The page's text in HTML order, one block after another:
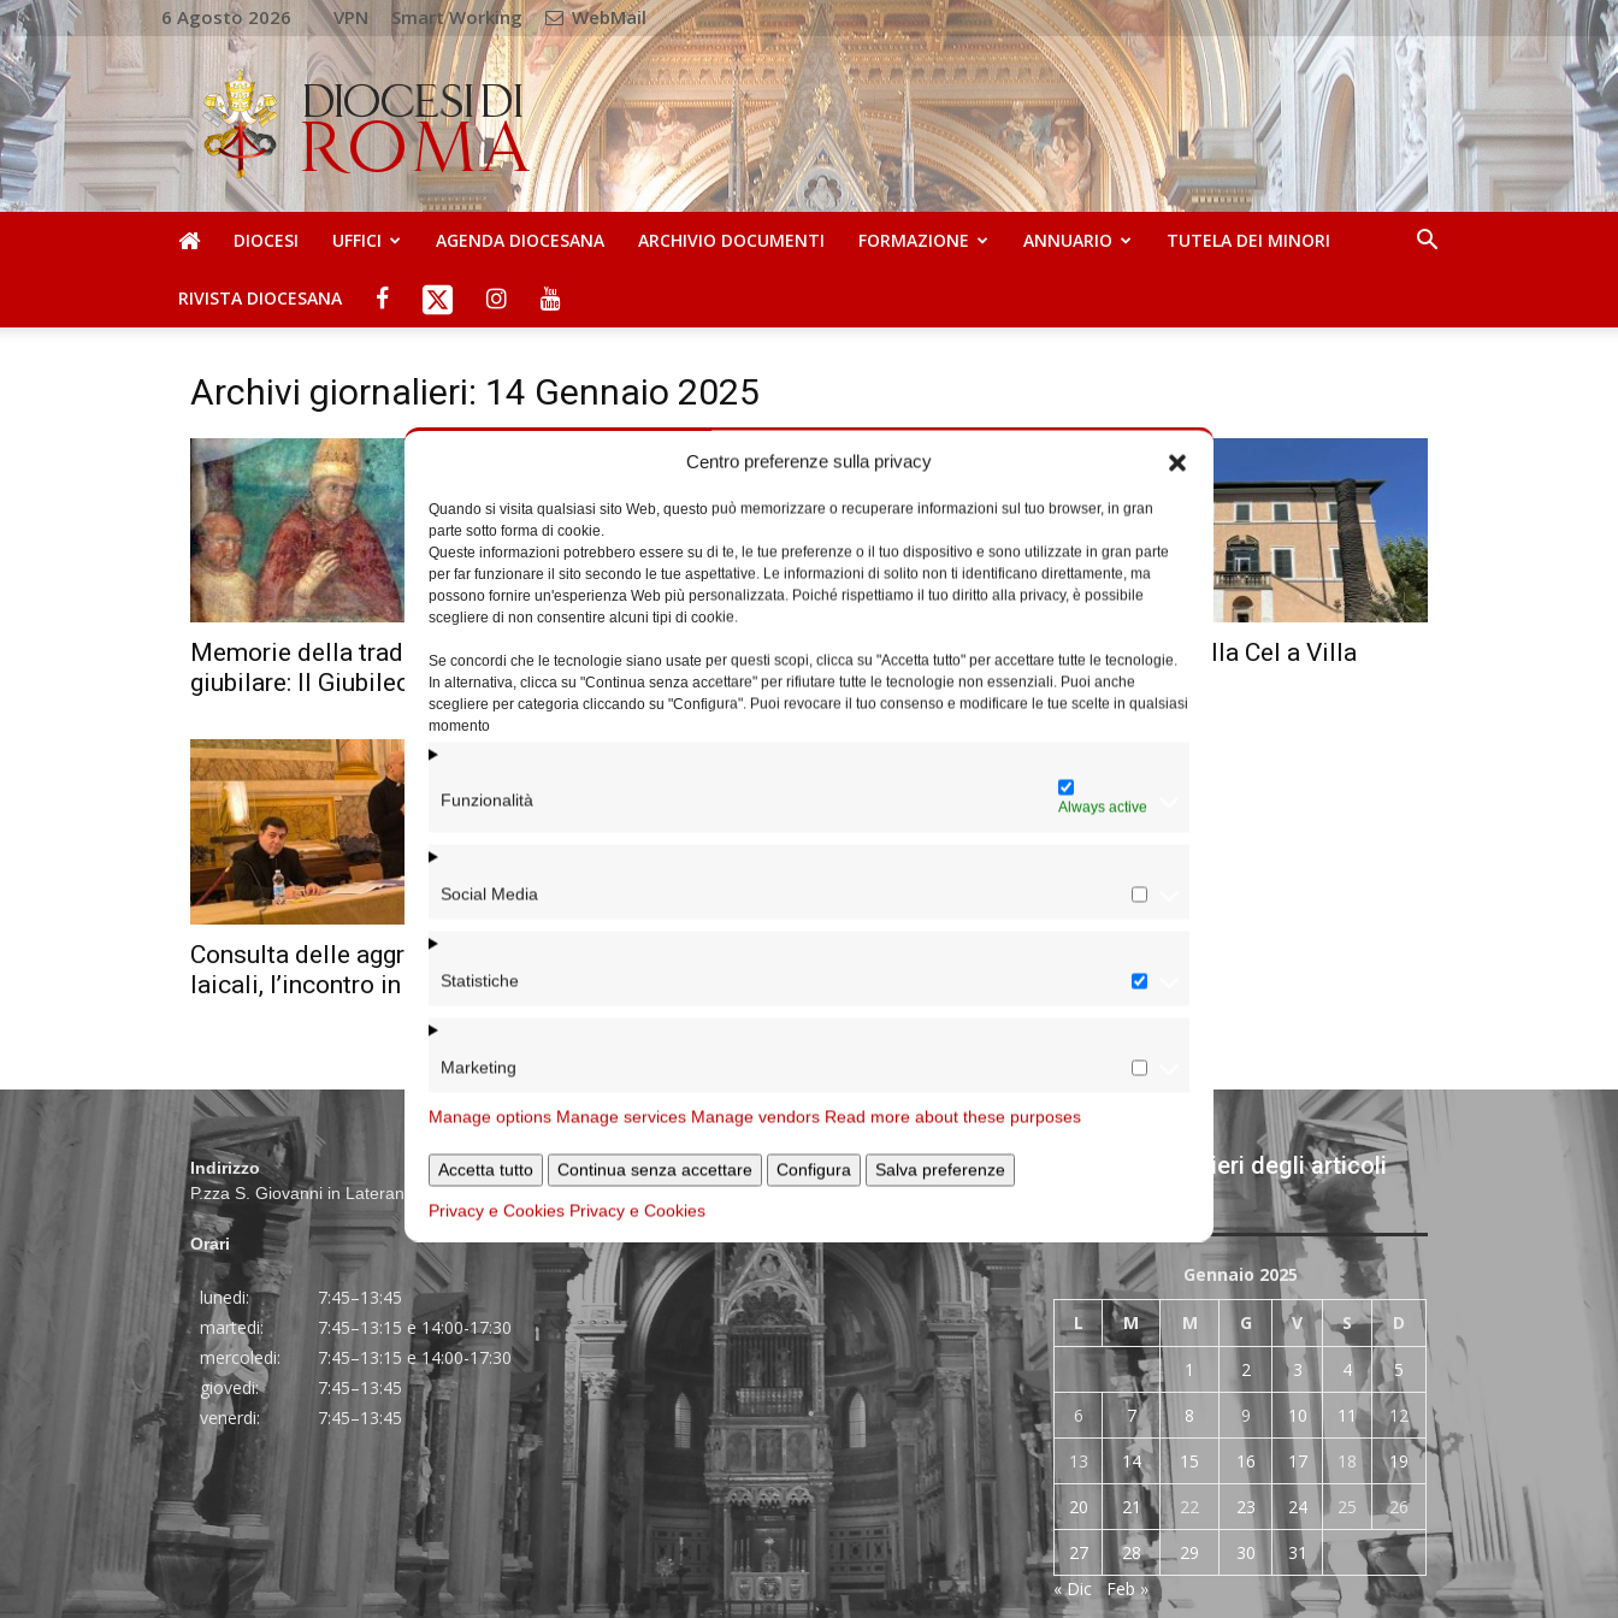
Centro preferenze sulla privacy
Quando si visita qualsiasi sito Web, questo può memorizzare o recuperare informazioni sul tuo browser, in gran
parte sotto forma di cookie.
Queste informazioni potrebbero essere su di te, le tue preferenze o il tuo dispositivo e sono utilizzate in gran parte
per far funzionare il sito secondo le tue aspettative. Le informazioni di solito non ti identificano direttamente, ma
possono fornire un'esperienza Web più personalizzata. Poiché rispettiamo il tuo diritto alla privacy, è possibile
scegliere di non consentire alcuni tipi di cookie.
Se concordi che le tecnologie siano usate per questi scopi, clicca su "Accetta tutto" per accettare tutte le tecnologie.
In alternativa, clicca su "Continua senza accettare" per rifiutare tutte le tecnologie non essenziali. Puoi anche
scegliere per categoria cliccando su "Configura". Puoi revocare il tuo consenso e modificare le tue scelte in qualsiasi
momento
Funzionalità Always active
Social Media
Statistiche
Marketing
Manage options Manage services Manage vendors Read more about these purposes
Accetta tutto Continua senza accettare Configura Salva preferenze
Privacy e Cookies Privacy e Cookies
6 Agosto 2026 VPN Smart Working WebMail
DIOCESI
DI
ROMA
DIOCESI UFFICI AGENDA DIOCESANA ARCHIVIO DOCUMENTI FORMAZIONE ANNUARIO TUTELA DEI MINORI
RIVISTA DIOCESANA
Archivi giornalieri: 14 Gennaio 2025
Memorie della tradizione
giubilare: Il Giubileo del 1300
Azione Cattolica di Roma: la
veglia e la Carovana
La riunione della Cel a Villa
Campitelli
Consulta delle aggregazioni
laicali, l’incontro in Vicariato
Indirizzo
P.zza S. Giovanni in Laterano 6 00184 Roma
Orari
lunedi:
7:45–13:45
martedi:
7:45–13:15 e 14:00-17:30
mercoledi:
7:45–13:15 e 14:00-17:30
giovedi:
7:45–13:45
venerdi:
7:45–13:45
Archivi giornalieri degli articoli
Gennaio 2025
L M M G V S D
1 2 3 4
5
6
7 8 9 10 11
12
13
14 15 16 17 18
19
20
21 22 23 24 25
26
27
28 29 30
31
« Dic
Feb »